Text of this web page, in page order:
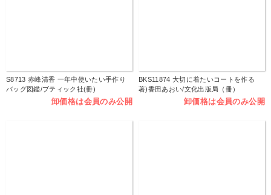
S8713 赤峰清香 一年中使いたい手作り
バッグ図鑑/ブティック社(冊)
卸価格は会員のみ公開
BKS11874 大切に着たいコートを作る
著)香田あおい/文化出版局（冊）
卸価格は会員のみ公開